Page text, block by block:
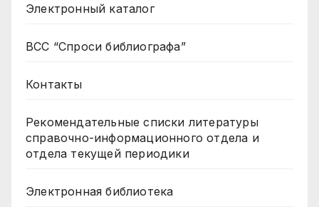
Электронный каталог
ВСС “Спроси библиографа”
Контакты
Рекомендательные списки литературы
справочно-информационного отдела и
отдела текущей периодики
Электронная библиотека